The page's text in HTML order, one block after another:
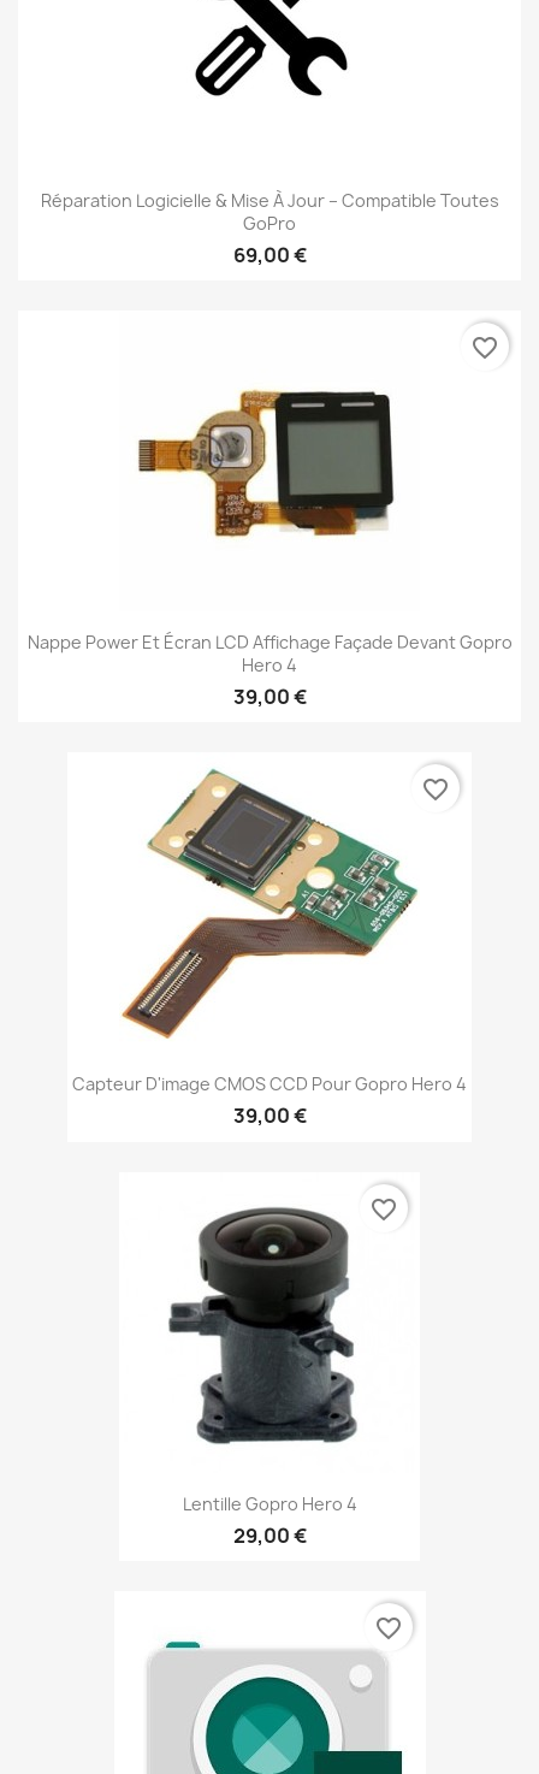
Réparation Logicielle & Mise À Jour – Compatible Toutes
GoPro
69,00 €
Nappe Power Et Écran LCD Affichage Façade Devant Gopro
Hero 4
39,00 €
favorite_border
Capteur D'image CMOS CCD Pour Gopro Hero 4
39,00 €
favorite_border
Lentille Gopro Hero 4
29,00 €
favorite_border
favorite_border